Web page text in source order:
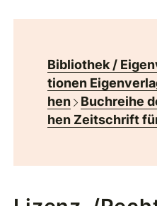
Bibliothek /
tionen
hen
Buchreihe
hen Zeitschrift